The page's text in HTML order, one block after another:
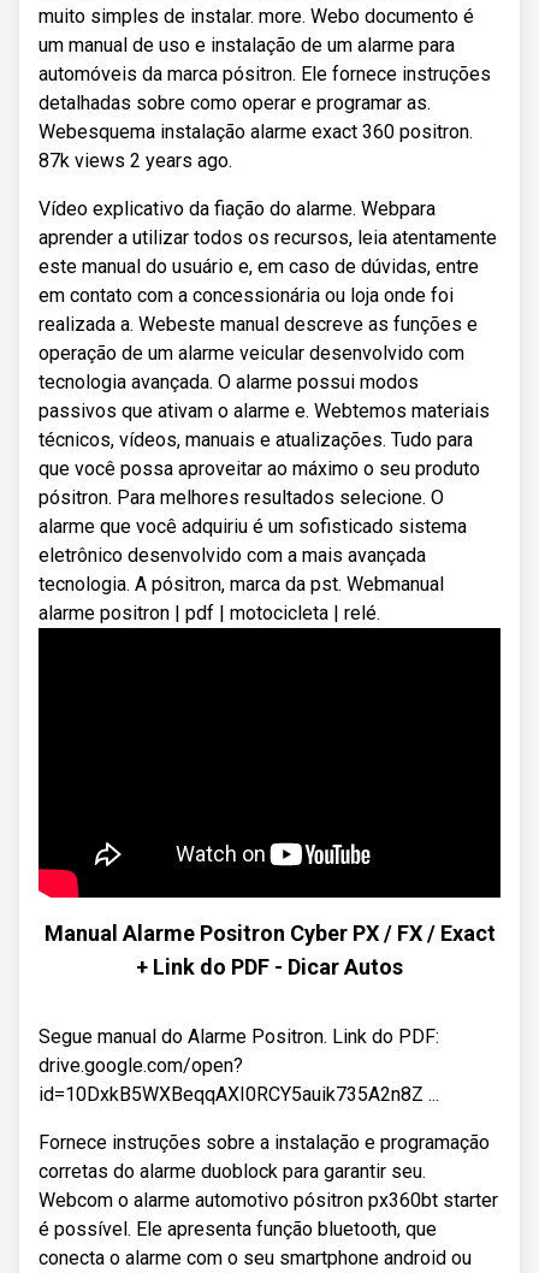
muito simples de instalar. more. Webo documento é
um manual de uso e instalação de um alarme para
automóveis da marca pósitron. Ele fornece instruções
detalhadas sobre como operar e programar as.
Webesquema instalação alarme exact 360 positron.
87k views 2 years ago.
Vídeo explicativo da fiação do alarme. Webpara
aprender a utilizar todos os recursos, leia atentamente
este manual do usuário e, em caso de dúvidas, entre
em contato com a concessionária ou loja onde foi
realizada a. Webeste manual descreve as funções e
operação de um alarme veicular desenvolvido com
tecnologia avançada. O alarme possui modos
passivos que ativam o alarme e. Webtemos materiais
técnicos, vídeos, manuais e atualizações. Tudo para
que você possa aproveitar ao máximo o seu produto
pósitron. Para melhores resultados selecione. O
alarme que você adquiriu é um sofisticado sistema
eletrônico desenvolvido com a mais avançada
tecnologia. A pósitron, marca da pst. Webmanual
alarme positron | pdf | motocicleta | relé.
Manual Alarme Positron Cyber PX / FX / Exact
+ Link do PDF - Dicar Autos
Segue manual do Alarme Positron. Link do PDF:
drive.google.com/open?
id=10DxkB5WXBeqqAXI0RCY5auik735A2n8Z ...
Fornece instruções sobre a instalação e programação
corretas do alarme duoblock para garantir seu.
Webcom o alarme automotivo pósitron px360bt starter
é possível. Ele apresenta função bluetooth, que
conecta o alarme com o seu smartphone android ou